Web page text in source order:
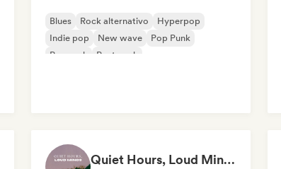
Blues Rock alternativo
Hyperpop
Indie pop
New wave
Pop Punk
Pop rock
Post punk
Quiet Hours, Loud Minds 🔮 Singer-Songwriter, Bedroom Pop & Dream Pop